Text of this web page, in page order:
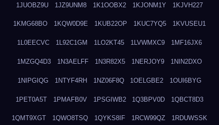
1JUOBZ9U 1JZ9UNM8 1K1OOBX2 1KJONM1Y 1KJVH227
1KMG68BO 1KQW0D9E 1KUB22OP 1KUC7YQ5 1KVUSEU1
1L0EECVC 1L92C1GM 1LO2KT45 1LVWMXC9 1MF16JX6
1MZGQ4D3 1N3AELFF 1N3R82X5 1NERJOY9 1NIN2DXO
1NIPGIQG 1NTYF4RH 1NZ06F8Q 1OELGBE2 1OUI6BYG
1PET0A5T 1PMAFB0V 1PSGIWB2 1Q3BPV0D 1QBCT8D3
1QMT9XGT 1QWO8TSQ 1QYKS8IF 1RCW99QZ 1RDUWSSK